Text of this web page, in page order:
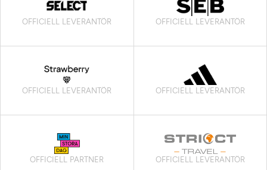
OFFICIELL LEVERANTÖR OFFICIELL LEVERANTÖR
OFFICIELL LEVERANTÖR OFFICIELL LEVERANTÖR
OFFICIELL PARTNER OFFICIELL LEVERANTÖR